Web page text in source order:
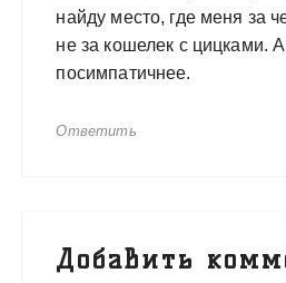
найду место, где меня за
не за кошелек с цицками.
посимпатичнее.
Ответить
Добавить